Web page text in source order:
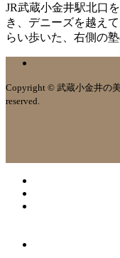
JR武蔵小金井駅北口
き、デニーズを越え
らい歩いた、右側の
Copyright © 武蔵小金井の
reserved.